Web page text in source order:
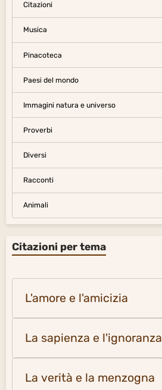
Citazioni
Musica
Pinacoteca
Paesi del mondo
Immagini natura e universo
Proverbi
Diversi
Racconti
Animali
Citazioni per tema
L'amore e l'amicizia
La sapienza e l'ignoranza
La verità e la menzogna